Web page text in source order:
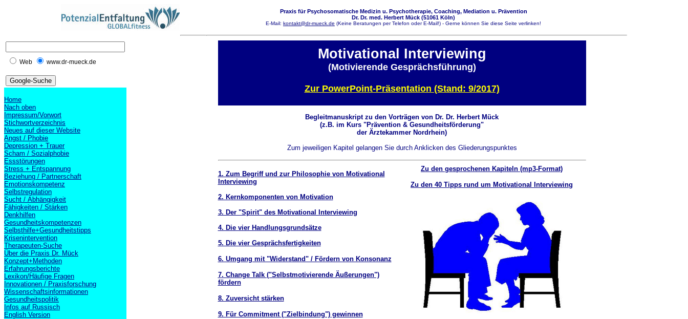
Praxis für Psychosomatische Medizin u. Psychotherapie, Coaching, Mediation u. Prävention
Dr. Dr. med. Herbert Mück (51061 Köln)
E-Mail: kontakt@dr-mueck.de (Keine Beratungen per Telefon oder E-Mail!) - Gerne können Sie diese Seite verlinken!
Web www.dr-mueck.de
Home
Nach oben
Impressum/Vorwort
Stichwortverzeichnis
Neues auf dieser Website
Angst / Phobie
Depression + Trauer
Scham / Sozialphobie
Essstörungen
Stress + Entspannung
Beziehung / Partnerschaft
Emotionskompetenz
Selbstregulation
Sucht / Abhängigkeit
Fähigkeiten / Stärken
Denkhilfen
Gesundheitskompetenzen
Selbsthilfe+Gesundheitstipps
Krisenintervention
Therapeuten-Suche
Über die Praxis Dr. Mück
Konzept+Methoden
Erfahrungsberichte
Lexikon/Häufige Fragen
Innovationen / Praxisforschung
Wissenschaftsinformationen
Gesundheitspolitik
Infos auf Russisch
English Version
Motivational Interviewing
(Motivierende Gesprächsführung)
Zur PowerPoint-Präsentation (Stand: 9/2017)
Begleitmanuskript zu den Vorträgen von Dr. Dr. Herbert Mück
(z.B. im Kurs "Prävention & Gesundheitsförderung"
der Ärztekammer Nordrhein)
Zum jeweiligen Kapitel gelangen Sie durch Anklicken des Gliederungspunktes
1. Zum Begriff und zur Philosophie von Motivational
Interviewing
2. Kernkomponenten von Motivation
3. Der "Spirit" des Motivational Interviewing
4. Die vier Handlungsgrundsätze
5. Die vier Gesprächsfertigkeiten
6. Umgang mit "Widerstand" / Fördern von Konsonanz
7. Change Talk ("Selbstmotivierende Äußerungen")
fördern
8. Zuversicht stärken
9. Für Commitment ("Zielbindung") gewinnen
Zu den gesprochenen Kapiteln (mp3-Format)
Zu den 40 Tipps rund um Motivational Interviewing